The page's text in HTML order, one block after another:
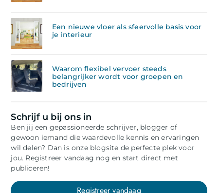
Een nieuwe vloer als sfeervolle basis voor
je interieur
Waarom flexibel vervoer steeds
belangrijker wordt voor groepen en
bedrijven
Schrijf u bij ons in
Ben jij een gepassioneerde schrijver, blogger of
gewoon iemand die waardevolle kennis en ervaringen
wil delen? Dan is onze blogsite de perfecte plek voor
jou. Registreer vandaag nog en start direct met
publiceren!
Registreer vandaag